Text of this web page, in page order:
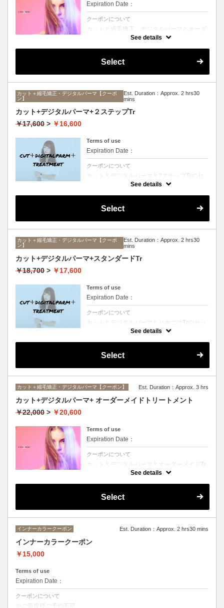
Expiration Date：
クーポンについて
カットと縮毛矯正、デジタルパーマとオーダ
ーメイドTrのセットメニュー。ボリュームは
リングを楽にしたい方に☆ロング料金なし。
See details
Select
カット＋縮毛矯正・デジタルパーマ【クーポ
ン】
Est. Duration：Approx. 2 hrs30
mins
カット+デジタルパーマ+２ステップTr
￥17,600 > ￥16,600
Terms of use
Expiration Date：
クーポンについて
カットとデジタルパーマと2ステップTrのセ
ットメニュー。毛先ワンカールからふんわり
シャンプー、ブロー込み。
See details
Select
カット＋縮毛矯正・デジタルパーマ【クーポ
ン】
Est. Duration：Approx. 2 hrs30
mins
カット+デジタルパーマ+スタンダードTr
￥18,700 > ￥17,600
Terms of use
Expiration Date：
クーポンについて
カットとデジタルパーマとハホニコTrのセッ
トメニュー。毛先ワンカールからふんわりル
ャンプー、ブロー込み。
See details
Select
カット＋縮毛矯正・デジタルパーマ【クーポン】 Est. Duration：Approx. 3 hrs
カット+デジタルパーマ+ オーダーメイドトリートメント
￥22,000 > ￥20,600
Terms of use
Expiration Date：
クーポンについて
カットとデジタルパーマとオーダーメイドTr
のセットメニュー。抜群の艶！ハリ、コシ！
鮮やかなハイトーンカラーも、極上美しい髪
See details
Select
インナーカラークーポン Est. Duration：Approx. 2 hrs30 mins
インナーカラークーポン
￥15,000
Terms of use
Expiration Date：
クーポンについて
※ご新規様ご予約不可